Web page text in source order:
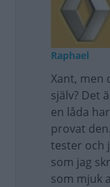
Raphael
Xant, men
själv? Det
en låda
provat
tester och
som jag
som mjuk